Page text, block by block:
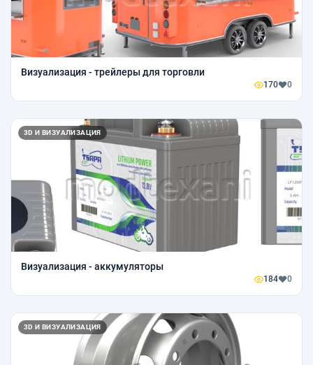
Визуализация - трейлеры для торговли
170 0
3D И ВИЗУАЛИЗАЦИЯ
Визуализация - аккумуляторы
184 0
3D И ВИЗУАЛИЗАЦИЯ